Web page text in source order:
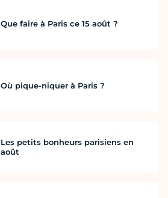
Que faire à Paris ce 15 août ?
Où pique-niquer à Paris ?
Les petits bonheurs parisiens en
août